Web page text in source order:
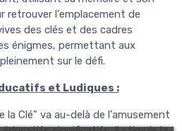
retrouver l'emplacement de
des clés et des cadres
énigmes, permettant aux
sur le défi.
et Ludiques :
la Clé" va au-delà de l'amusement